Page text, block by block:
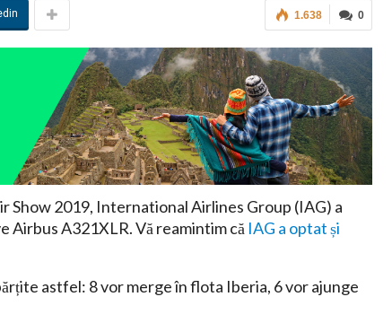
0
1.638
Show 2019, International Airlines Group (IAG) a
Airbus A321XLR. Vă reamintim că IAG a optat și
astfel: 8 vor merge în flota Iberia, 6 vor ajunge